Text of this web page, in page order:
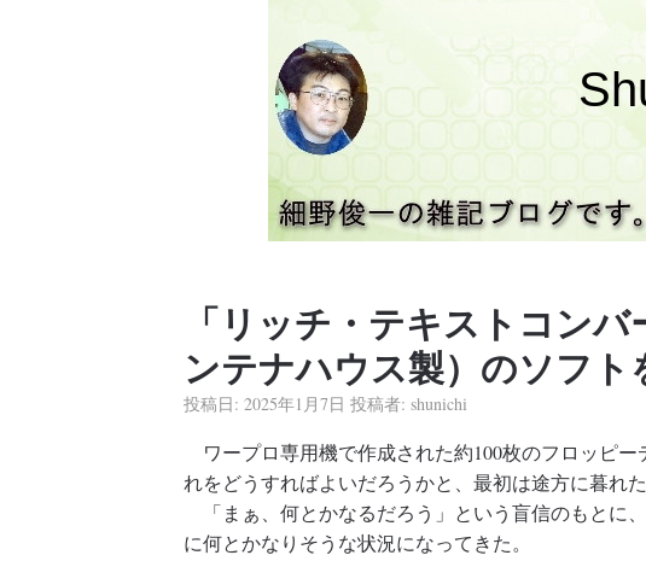
「リッチ・テキストコン
ンテナハウス製）のソフト
投稿日: 2025年1月7日 投稿者: shunichi
ワープロ専用機で作成された約100枚のフロッピー
れをどうすればよいだろうかと、最初は途方に暮れた
「まぁ、何とかなるだろう」という盲信のもとに
に何とかなりそうな状況になってきた。